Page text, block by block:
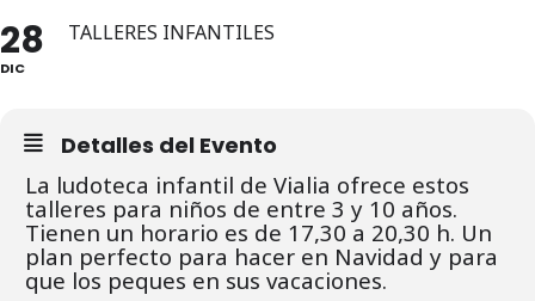
28
DIC
TALLERES INFANTILES
Detalles del Evento
La ludoteca infantil de Vialia ofrece estos
talleres para niños de entre 3 y 10 años.
Tienen un horario es de 17,30 a 20,30 h. Un
plan perfecto para hacer en Navidad y para
que los peques en sus vacaciones.